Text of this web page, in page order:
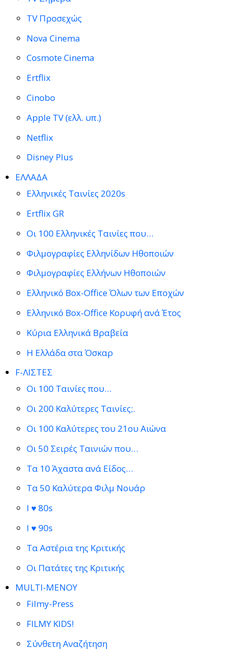
TV Προσεχώς
Nova Cinema
Cosmote Cinema
Ertflix
Cinobo
Apple TV (ελλ. υπ.)
Netflix
Disney Plus
ΕΛΛΑΔΑ
Ελληνικές Ταινίες 2020s
Ertflix GR
Οι 100 Ελληνικές Ταινίες που…
Φιλμογραφίες Ελληνίδων Ηθοποιών
Φιλμογραφίες Ελλήνων Ηθοποιών
Ελληνικό Box-Office Όλων των Εποχών
Ελληνικό Box-Office Κορυφή ανά Έτος
Κύρια Ελληνικά Βραβεία
Η Ελλάδα στα Όσκαρ
F-ΛΙΣΤΕΣ
Οι 100 Ταινίες που…
Οι 200 Καλύτερες Ταινίες;.
Οι 100 Καλύτερες του 21ου Αιώνα
Οι 50 Σειρές Ταινιών που…
Τα 10 Άχαστα ανά Είδος…
Τα 50 Καλύτερα Φιλμ Νουάρ
I ♥ 80s
I ♥ 90s
Τα Αστέρια της Κριτικής
Οι Πατάτες της Κριτικής
MULTI-ΜΕΝΟΥ
Filmy-Press
FILMY KIDS!
Σύνθετη Αναζήτηση